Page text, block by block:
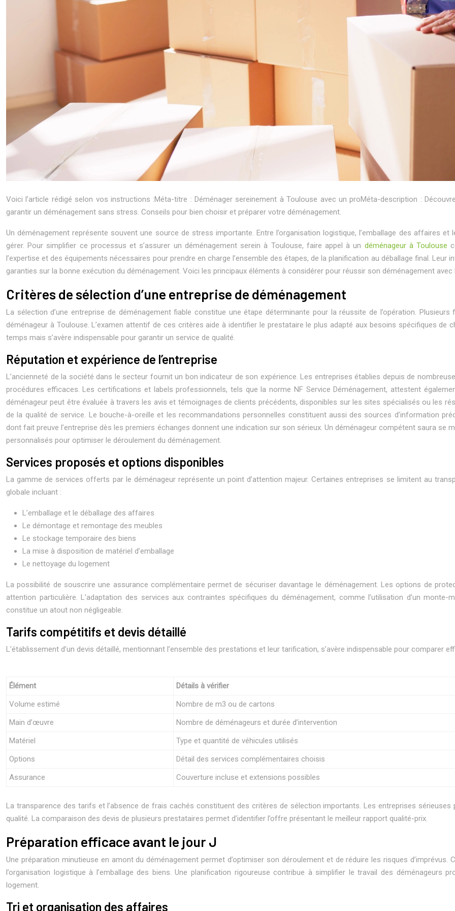
Voici l’article rédigé selon vos instructions :Méta-titre : Déménager sereinement à Toulouse avec un proMéta-description :
garantir un déménagement sans stress. Conseils pour bien choisir et préparer votre déménagement.
Un déménagement représente souvent une source de stress importante. Entre l’organisation logistique, l’emballage des affaires
gérer. Pour simplifier ce processus et s’assurer un déménagement serein à Toulouse, faire appel à un déménageur à Toulouse
l’expertise et des équipements nécessaires pour prendre en charge l’ensemble des étapes, de la planification au déballage final.
garanties sur la bonne exécution du déménagement. Voici les principaux éléments à considérer pour réussir son déménagement avec
Critères de sélection d’une entreprise de déménagement
La sélection d’une entreprise de déménagement fiable constitue une étape déterminante pour la réussite de l’opération.
déménageur à Toulouse. L’examen attentif de ces critères aide à identifier le prestataire le plus adapté aux besoins spécifiques de
temps mais s’avère indispensable pour garantir un service de qualité.
Réputation et expérience de l’entreprise
L’ancienneté de la société dans le secteur fournit un bon indicateur de son expérience. Les entreprises établies depuis de
procédures efficaces. Les certifications et labels professionnels, tels que la norme NF Service Déménagement, attestent
déménageur peut être évaluée à travers les avis et témoignages de clients précédents, disponibles sur les sites spécialisés ou les
de la qualité de service. Le bouche-à-oreille et les recommandations personnelles constituent aussi des sources d’information
dont fait preuve l’entreprise dès les premiers échanges donnent une indication sur son sérieux. Un déménageur compétent saura
personnalisés pour optimiser le déroulement du déménagement.
Services proposés et options disponibles
La gamme de services offerts par le déménageur représente un point d’attention majeur. Certaines entreprises se limitent au
globale incluant :
L’emballage et le déballage des affaires
Le démontage et remontage des meubles
Le stockage temporaire des biens
La mise à disposition de matériel d’emballage
Le nettoyage du logement
La possibilité de souscrire une assurance complémentaire permet de sécuriser davantage le déménagement. Les options de
attention particulière. L’adaptation des services aux contraintes spécifiques du déménagement, comme l’utilisation d’un
constitue un atout non négligeable.
Tarifs compétitifs et devis détaillé
L’établissement d’un devis détaillé, mentionnant l’ensemble des prestations et leur tarification, s’avère indispensable pour comparer
Élément
Détails à vérifier
Volume estimé
Nombre de m3 ou de cartons
Main d’œuvre
Nombre de déménageurs et durée d’intervention
Matériel
Type et quantité de véhicules utilisés
Options
Détail des services complémentaires choisis
Assurance
Couverture incluse et extensions possibles
La transparence des tarifs et l’absence de frais cachés constituent des critères de sélection importants. Les entreprises
qualité. La comparaison des devis de plusieurs prestataires permet d’identifier l’offre présentant le meilleur rapport qualité-prix.
Préparation efficace avant le jour J
Une préparation minutieuse en amont du déménagement permet d’optimiser son déroulement et de réduire les risques
l’organisation logistique à l’emballage des biens. Une planification rigoureuse contribue à simplifier le travail des déménageurs
logement.
Tri et organisation des affaires